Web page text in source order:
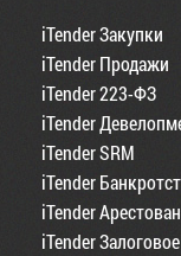
iTender Закупки
iTender Продажи
iTender 223-ФЗ
iTender
iTender SRM
iTender
iTender
iTender